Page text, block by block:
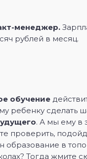
менеджер.
рублей в месяц.
обучение
ребенку сделать
. А мы ему в
проверить,
образование в
Тогда жмите